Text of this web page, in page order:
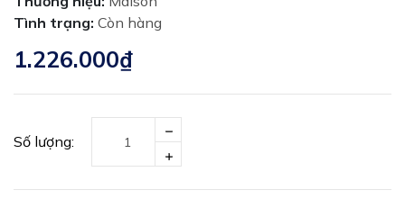
Tình trạng: Còn hàng
1.226.000₫
Số lượng: